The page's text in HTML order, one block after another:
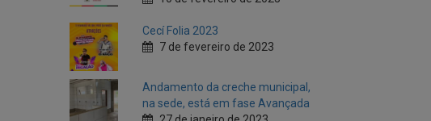
Andamento da creche municipal,
na sede, está em fase Avançada
Dia do Dentista, parabéns!
25 de outubro de 2022